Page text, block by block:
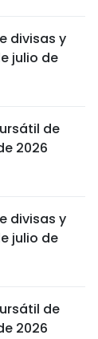
divisas y
julio de
de
2026
divisas y
julio de
de
2026